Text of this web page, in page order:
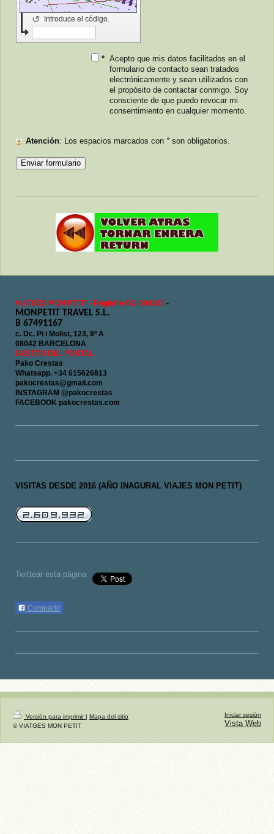
Introduce el código.
↺
* Acepto que mis datos facilitados en el
formulario de contacto sean tratados
electrónicamente y sean utilizados con
el propósito de contactar conmigo. Soy
consciente de que puedo revocar mi
consentimiento en cualquier momento.
Atención : Los espacios marcados con *son obligatorios.
VIATGES MON PETIT - Registre GC-004105 -
MONPETIT TRAVEL S.L.
B 67491167
c. Dc. Pi i Molist, 123, 8º A
08042 BARCELONA
GESTOR DEL PORTAL
Pako Crestas
Whatsapp. +34 615626813
pakocrestas@gmail.com
INSTAGRAM @pakocrestas
FACEBOOK pakocrestas.com
VISITAS DESDE 2016 (AÑO INAGURAL VIAJES MON PETIT)
Twittear esta página
Compartir
Versión para imprimir | Mapa del sitio
© VIATGES MON PETIT
Iniciar sesión
Vista Web